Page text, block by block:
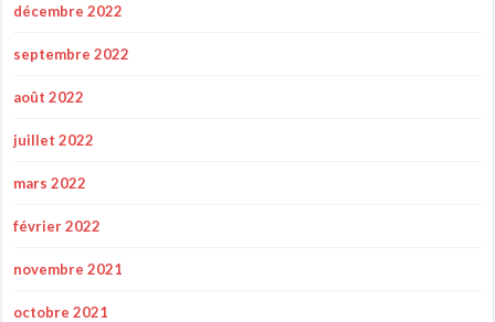
décembre 2022
septembre 2022
août 2022
juillet 2022
mars 2022
février 2022
novembre 2021
octobre 2021